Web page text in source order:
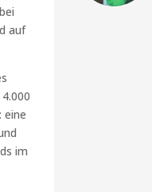
auf
eine
im